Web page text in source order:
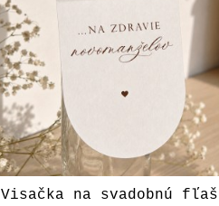
Visačka na svadobnú